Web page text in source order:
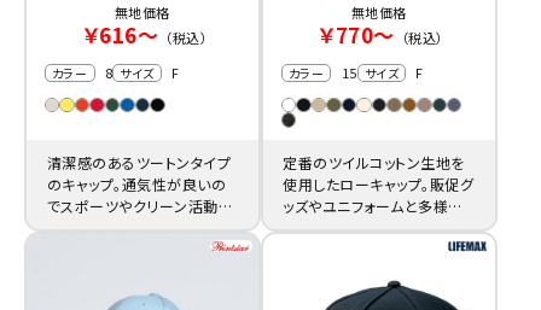
無地価格
￥616～ （税込）
カラー 8 サイズ F
清潔感のあるツートンタイプ
のキャップ。通気性が良いの
でスポーツやクリーン活動用
無地価格
￥770～ （税込）
カラー 15 サイズ F
定番のツイルコットン生地を
使用したローキャップ。販促グ
ッズやユニフォームと多様な